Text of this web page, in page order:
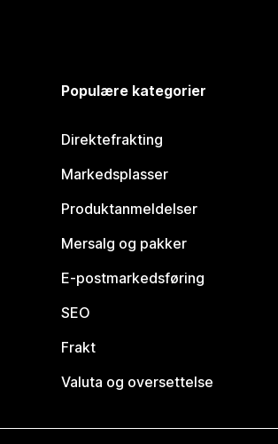
Populære kategorier
Direktefrakting
Markedsplasser
Produktanmeldelser
Mersalg og pakker
E-postmarkedsføring
SEO
Frakt
Valuta og oversettelse